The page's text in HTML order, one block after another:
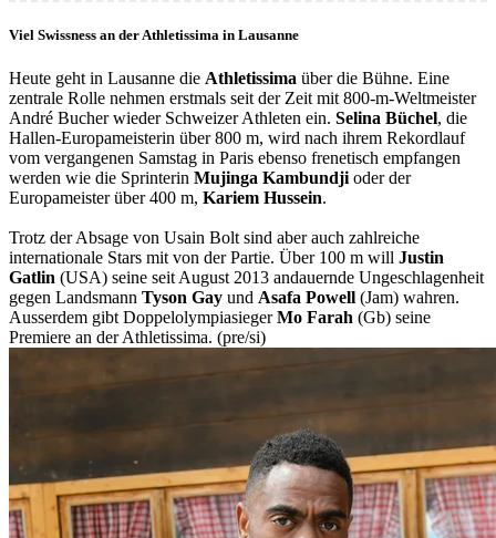
Viel Swissness an der Athletissima in Lausanne
Heute geht in Lausanne die Athletissima über die Bühne. Eine
zentrale Rolle nehmen erstmals seit der Zeit mit 800-m-Weltmeister
André Bucher wieder Schweizer Athleten ein. Selina Büchel, die
Hallen-Europameisterin über 800 m, wird nach ihrem Rekordlauf
vom vergangenen Samstag in Paris ebenso frenetisch empfangen
werden wie die Sprinterin Mujinga Kambundji oder der
Europameister über 400 m, Kariem Hussein.
Trotz der Absage von Usain Bolt sind aber auch zahlreiche
internationale Stars mit von der Partie. Über 100 m will Justin
Gatlin (USA) seine seit August 2013 andauernde Ungeschlagenheit
gegen Landsmann Tyson Gay und Asafa Powell (Jam) wahren.
Ausserdem gibt DoppelolympiasiegerMo Farah (Gb) seine
Premiere an der Athletissima. (pre/si)